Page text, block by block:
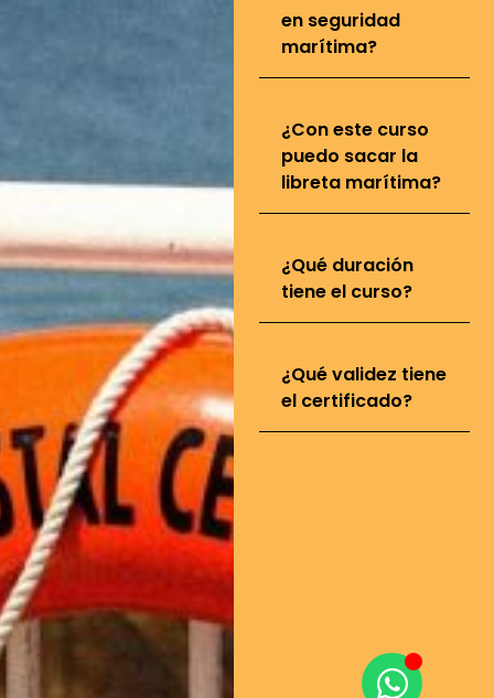
en seguridad
marítima?
¿Con este curso
puedo sacar la
libreta marítima?
¿Qué duración
tiene el curso?
¿Qué validez tiene
el certificado?